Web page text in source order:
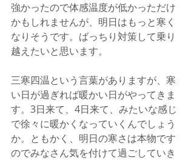
強かったので体感温度が低かっただけ
かもしれませんが、明日はもっと寒く
なりそうです。ばっちり対策して乗り
越えたいと思います。
三寒四温という言葉がありますが、寒
い日が過ぎれば暖かい日がやってきま
す。3日来て、4日来て、みたいな感じ
で徐々に暖かくなっていくんでしょう
か。ともかく、明日の寒さは本物です
のでみなさん気を付けて過ごしていき